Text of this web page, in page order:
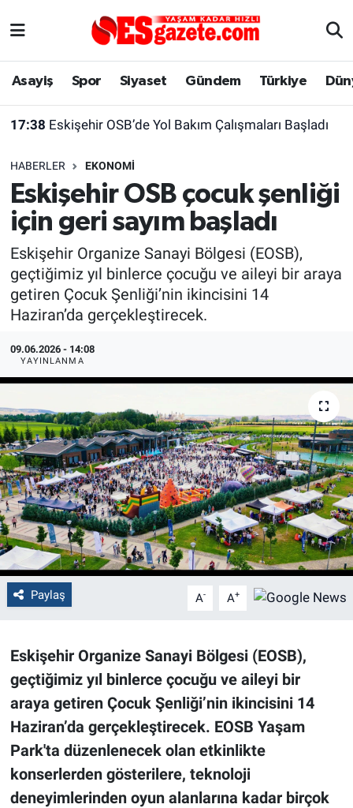
Asayiş Spor Siyaset Gündem Türkiye
17:38 Eskişehir OSB’de Yol Bakım Çalışmaları Başladı
HABERLER EKONOMI
Eskişehir OSB çocuk şenliği
için geri sayım başladı
Eskişehir Organize Sanayi Bölgesi (EOSB),
geçtiğimiz yıl binlerce çocuğu ve aileyi bir araya
getiren Çocuk Şenliği’nin ikincisini 14
Haziran’da gerçekleştirecek.
09.06.2026 - 14:08
YAYINLANMA
Paylaş A- A+
Eskişehir Organize Sanayi Bölgesi (EOSB),
geçtiğimiz yıl binlerce çocuğu ve aileyi bir
araya getiren Çocuk Şenliği’nin ikincisini 14
Haziran’da gerçekleştirecek. EOSB Yaşam
Park'ta düzenlenecek olan etkinlikte
konserlerden gösterilere, teknoloji
deneyimlerinden oyun alanlarına kadar birçok
Asayiş
Gündem
Türkiye
Dünya
Sağlık
Alış-Veriş/İş dünyası
Yaşam
Eskişehirspor Arşivi
Eskişehir Arşivi
Röportaj
Ekonomi
Kültür Sanat
Politika
Bilecik
Kütahya
Gezi
Genel
Çevre
Magazin
Bilim ve Teknoloji
Eskişehir Nöbetçi Eczaneler
Süper Lig Puan Durumu ve Fikstür
Tüm Manşetler
Son Dakika Haberleri
Haber Arşivi